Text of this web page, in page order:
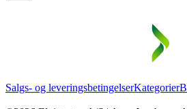
Salgs- og leveringsbetingelserKategorier